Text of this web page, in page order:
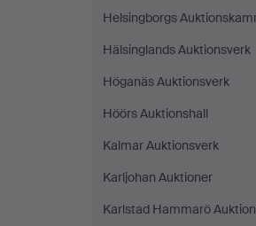
Helsingborgs
Hälsinglands Auktionsverk
Höganäs Auktionsverk
Höörs Auktionshall
Kalmar Auktionsverk
Karljohan Auktioner
Karlstad Hammarö